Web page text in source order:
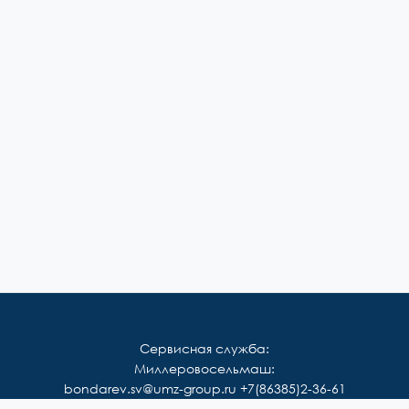
Сервисная служба:
Миллеровосельмаш:
bondarev.sv@umz-group.ru +7(86385)2-36-61